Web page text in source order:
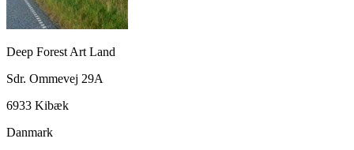
Deep Forest Art Land
Sdr. Ommevej 29A
6933 Kibæk
Danmark